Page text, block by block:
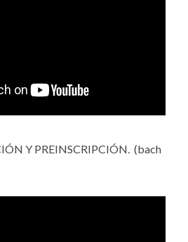
Y PREINSCRIPCIÓN. (bach